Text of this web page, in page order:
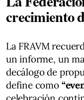
crecimiento
La FRAVM
un informe, un
decálogo de
define como